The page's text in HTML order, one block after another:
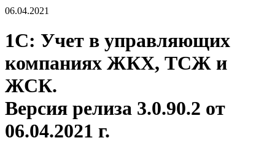
06.04.2021
1С: Учет в управляющих
компаниях ЖКХ, ТСЖ и
ЖСК.
Версия релиза 3.0.90.2 от
06.04.2021 г.